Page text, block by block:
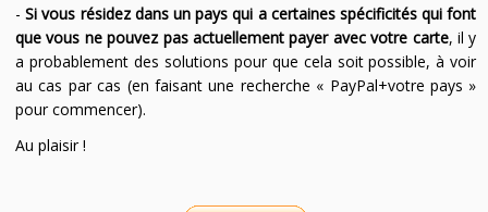
-Si vous résidez dans un pays qui a certaines spécificités qui font
que vous ne pouvez pas actuellement payer avec votre carte, il y
a probablement des solutions pour que cela soit possible, à voir
au cas par cas (en faisant une recherche « PayPal+votre pays »
pour commencer).
Au plaisir !